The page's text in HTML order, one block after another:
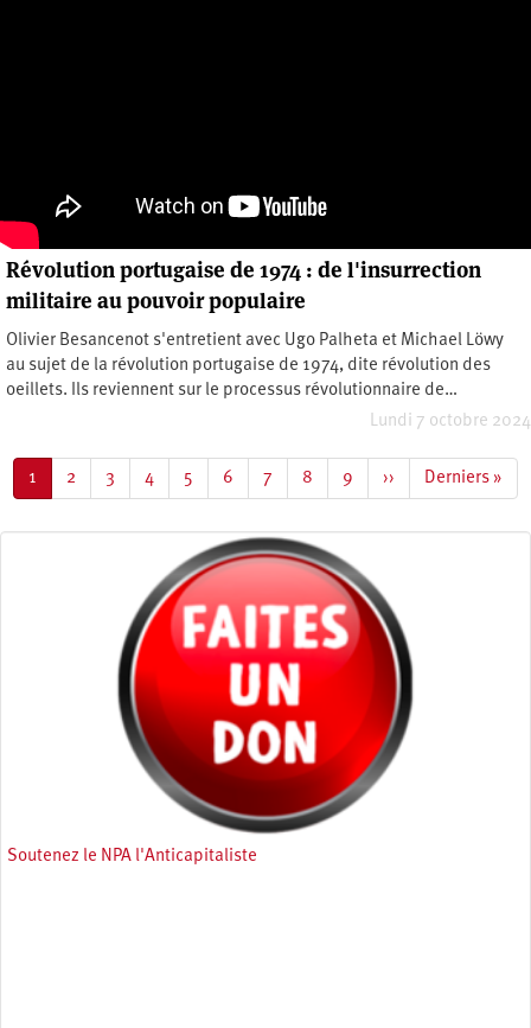
Révolution portugaise de 1974 : de l'insurrection
militaire au pouvoir populaire
Olivier Besancenot s'entretient avec Ugo Palheta et Michael Löwy
au sujet de la révolution portugaise de 1974, dite révolution des
oeillets. Ils reviennent sur le processus révolutionnaire de…
Lundi 7 octobre 2024
Page
courante
1 Page
2 Page
3 Page
4 Page
5 Page
6 Page
7 Page
8 Page
9
Page
suivante
››
Dernière
page
Derniers »
Soutenez le NPA l'Anticapitaliste